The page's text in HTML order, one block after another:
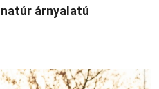
árnyalatú